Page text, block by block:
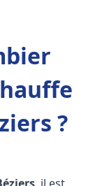
?